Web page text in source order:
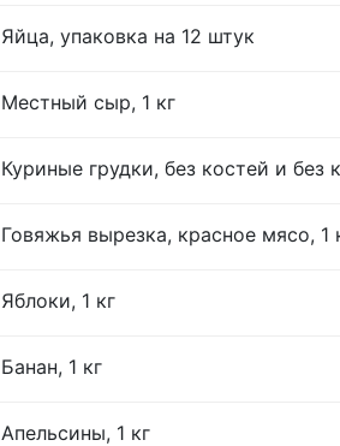
Яйца, упаковка на 12 штук
Местный сыр, 1 кг
Куриные грудки, без костей и без
Говяжья вырезка, красное мясо, 1
Яблоки, 1 кг
Банан, 1 кг
Апельсины, 1 кг